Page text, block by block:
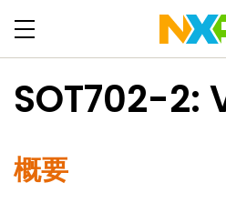
SOT702-2:
概要